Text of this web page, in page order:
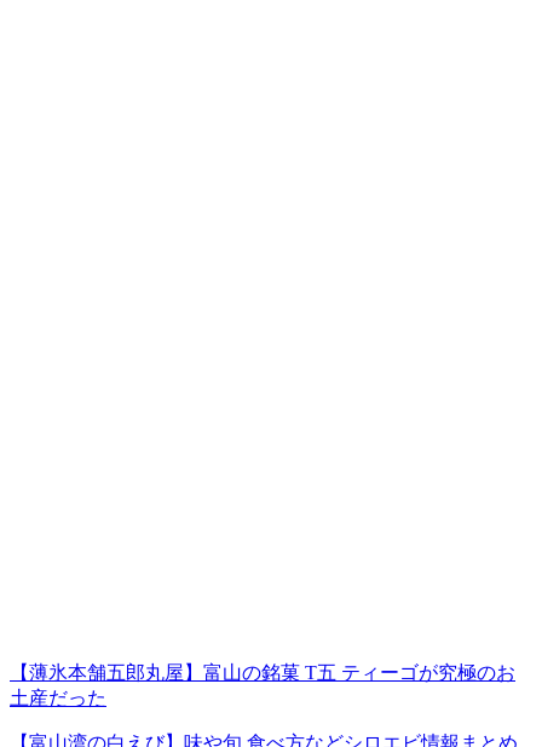
【薄氷本舗五郎丸屋】富山の銘菓 T五 ティーゴが究極のお
土産だった